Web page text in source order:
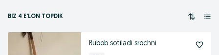
BIZ 4 E'LON TOPDIK
Rubob sotiladi srochni